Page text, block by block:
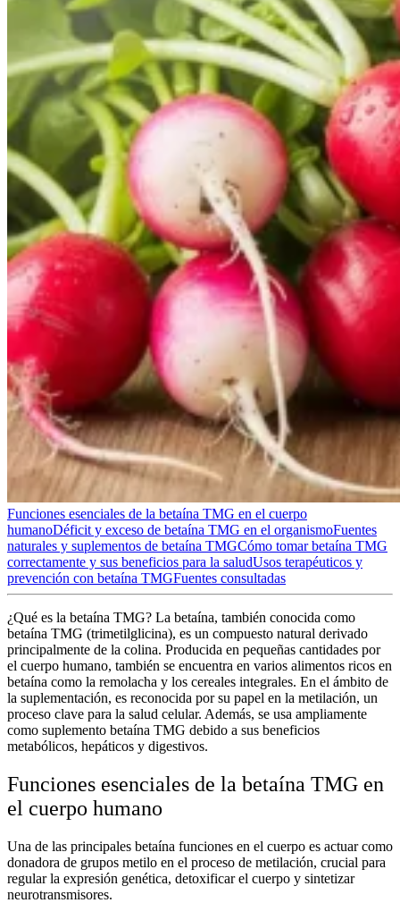
Funciones esenciales de la betaína TMG en el cuerpo
humanoDéficit y exceso de betaína TMG en el organismoFuentes
naturales y suplementos de betaína TMGCómo tomar betaína TMG
correctamente y sus beneficios para la saludUsos terapéuticos y
prevención con betaína TMGFuentes consultadas
¿Qué es la betaína TMG? La betaína, también conocida como
betaína TMG (trimetilglicina), es un compuesto natural derivado
principalmente de la colina. Producida en pequeñas cantidades por
el cuerpo humano, también se encuentra en varios alimentos ricos en
betaína como la remolacha y los cereales integrales. En el ámbito de
la suplementación, es reconocida por su papel en la metilación, un
proceso clave para la salud celular. Además, se usa ampliamente
como suplemento betaína TMG debido a sus beneficios
metabólicos, hepáticos y digestivos.
Funciones esenciales de la betaína TMG en
el cuerpo humano
Una de las principales betaína funciones en el cuerpo es actuar como
donadora de grupos metilo en el proceso de metilación, crucial para
regular la expresión genética, detoxificar el cuerpo y sintetizar
neurotransmisores.